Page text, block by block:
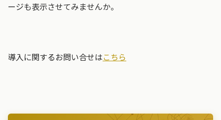
ージも表示させてみませんか。
導入に関するお問い合せはこちら